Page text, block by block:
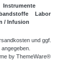
Instrumente
Labor
/ Infusion
und ggf.
by ThemeWare®